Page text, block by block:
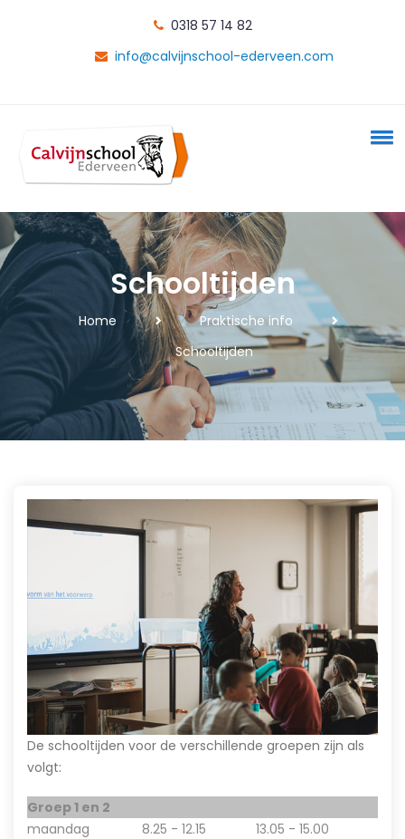
0318 57 14 82
info@calvijnschool-ederveen.com
Schooltijden
Home
Praktische info
Schooltijden
De schooltijden voor de verschillende groepen zijn als
volgt:
Groep 1 en 2
maandag
8.25 - 12.15
13.05 - 15.00